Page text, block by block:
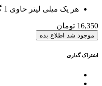
هر یک میلی لیتر حاوی 1 گرم ملاتونین
16,350 تومان
موجود شد اطلاع بده
اشتراک گذاری